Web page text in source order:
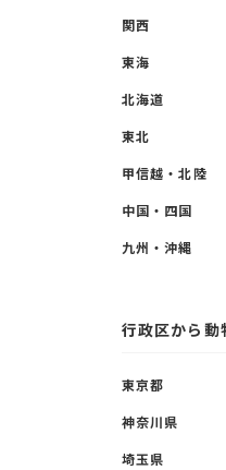
関西
東海
北海道
東北
甲信越・北陸
中国・四国
九州・沖縄
行政区から動
東京都
神奈川県
埼玉県